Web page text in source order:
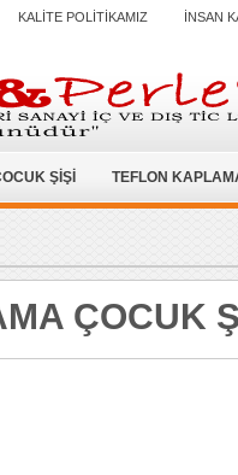
KALİTE POLİTİKAMIZ İNSAN
ŞİŞİ TEFLON
ÇOCUK